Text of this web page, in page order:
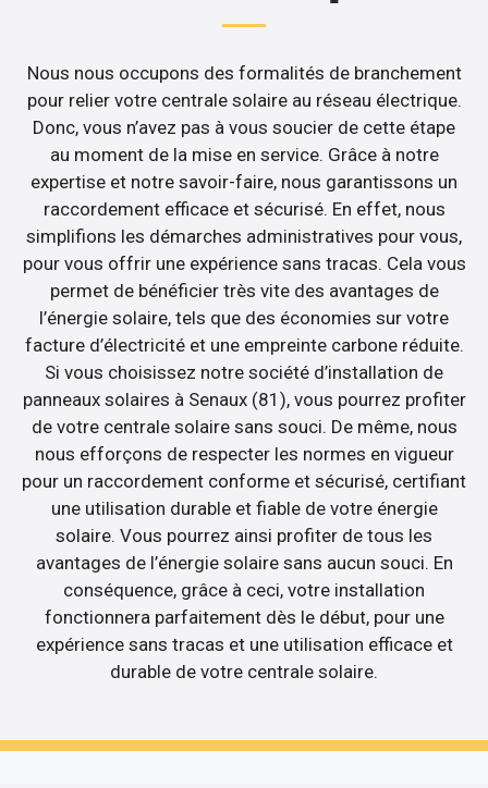
Nous nous occupons des formalités de branchement
pour relier votre centrale solaire au réseau électrique.
Donc, vous n’avez pas à vous soucier de cette étape
au moment de la mise en service. Grâce à notre
expertise et notre savoir-faire, nous garantissons un
raccordement efficace et sécurisé. En effet, nous
simplifions les démarches administratives pour vous,
pour vous offrir une expérience sans tracas. Cela vous
permet de bénéficier très vite des avantages de
l’énergie solaire, tels que des économies sur votre
facture d’électricité et une empreinte carbone réduite.
Si vous choisissez notre société d’installation de
panneaux solaires à Senaux (81), vous pourrez profiter
de votre centrale solaire sans souci. De même, nous
nous efforçons de respecter les normes en vigueur
pour un raccordement conforme et sécurisé, certifiant
une utilisation durable et fiable de votre énergie
solaire. Vous pourrez ainsi profiter de tous les
avantages de l’énergie solaire sans aucun souci. En
conséquence, grâce à ceci, votre installation
fonctionnera parfaitement dès le début, pour une
expérience sans tracas et une utilisation efficace et
durable de votre centrale solaire.